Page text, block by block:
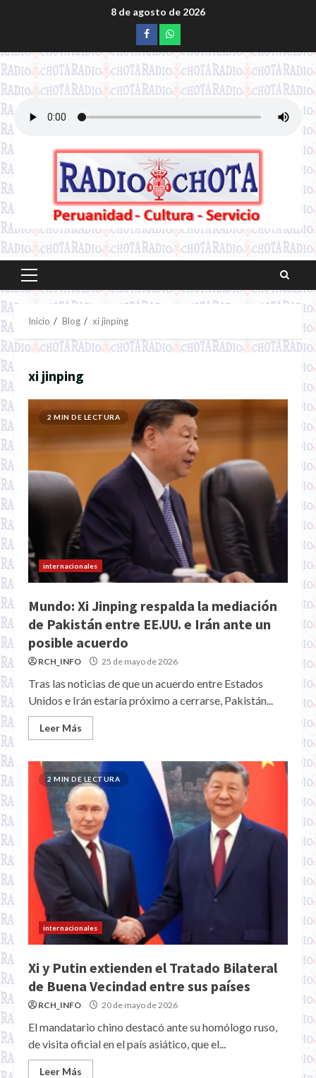
8 de agosto de 2026
Facebookwhatsapp
Menú
principal
Inicio Blog xi jinping
xi jinping
2 MIN DE LECTURA
internacionales
Mundo: Xi Jinping respalda la mediación
de Pakistán entre EE.UU. e Irán ante un
posible acuerdo
RCH_INFO 25 de mayo de 2026
Tras las noticias de que un acuerdo entre Estados
Unidos e Irán estaría próximo a cerrarse, Pakistán...
Leer Más
2 MIN DE LECTURA
internacionales
Xi y Putin extienden el Tratado Bilateral
de Buena Vecindad entre sus países
RCH_INFO 20 de mayo de 2026
El mandatario chino destacó ante su homólogo ruso,
de visita oficial en el país asiático, que el...
Leer Más